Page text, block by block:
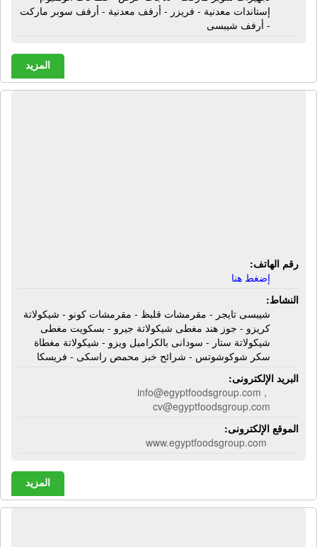
إستاندات معدنية - فريزر - أرفف معدنية - أرفف سوبر ماركت
- أرفف شيبسى
المزيد
رقم الهاتف:
إضغط هنا
النشاط:
شيبسى تايجر - مقرمشات قلبظ - مقرمشات كونو - شيكولاتة
كريزو - جوز هند مغطى شيكولاتة جيرو - بسكويت مغطى
شيكولاتة ستار - سودانى بالكراميل ويزو - شيكولاتة مغطاة
سكر شوكوشوتس - شرائح خبز محمص راسكى - فريسكا
البريد الإلكترونى:
info@egyptfoodsgroup.com ,
cv@egyptfoodsgroup.com
الموقع الإلكترونى:
www.egyptfoodsgroup.com
المزيد